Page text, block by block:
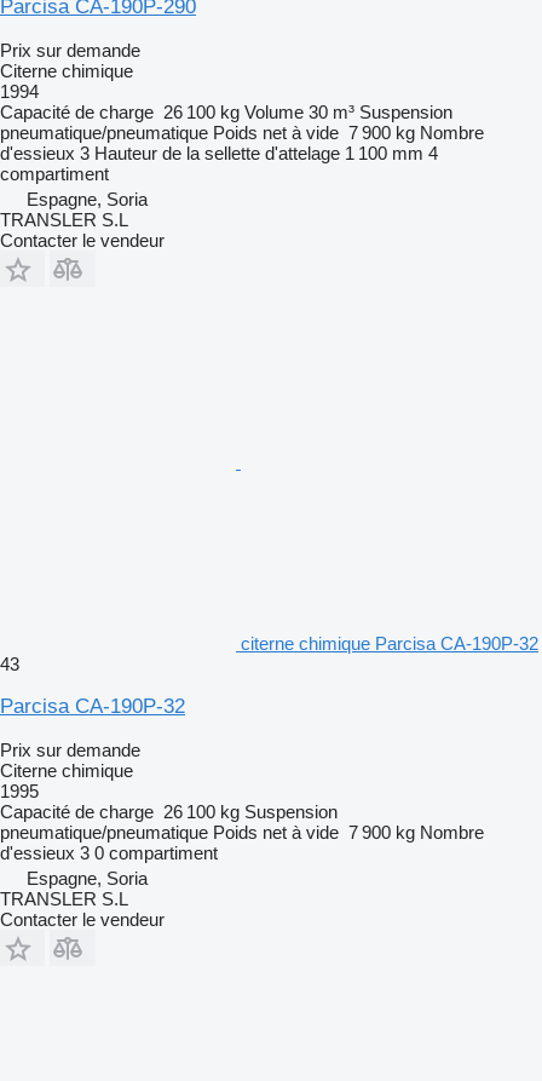
Parcisa CA-190P-290
Prix sur demande
Citerne chimique
1994
Capacité de charge 26 100 kg Volume 30 m³ Suspension
pneumatique/pneumatique Poids net à vide 7 900 kg Nombre
d'essieux 3 Hauteur de la sellette d'attelage 1 100 mm 4
compartiment
Espagne, Soria
TRANSLER S.L
Contacter le vendeur
citerne chimique Parcisa CA-190P-32
43
Parcisa CA-190P-32
Prix sur demande
Citerne chimique
1995
Capacité de charge 26 100 kg Suspension
pneumatique/pneumatique Poids net à vide 7 900 kg Nombre
d'essieux 3 0 compartiment
Espagne, Soria
TRANSLER S.L
Contacter le vendeur